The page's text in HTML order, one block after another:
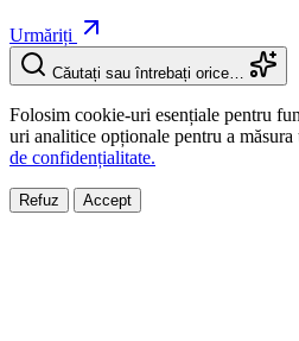
Urmăriți
Căutați sau întrebați orice…
Folosim cookie-uri esențiale pentru
uri analitice opționale pentru a măsura
de confidențialitate.
Refuz Accept